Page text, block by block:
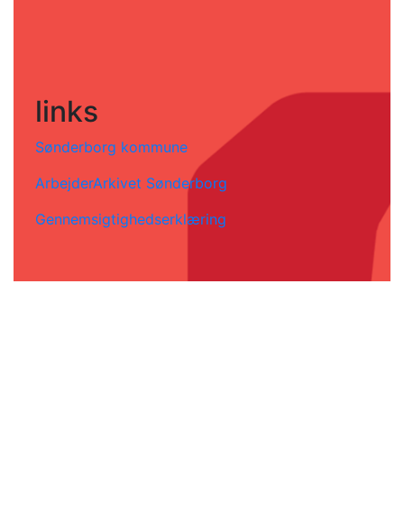
links
Sønderborg kommune
ArbejderArkivet Sønderborg
Gennemsigtighedserklæring